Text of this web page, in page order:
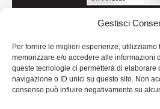
Gestisci
Per fornire le migliori esperienze,
memorizzare e/o accedere alle informazioni
queste tecnologie ci permetterà di elaborare
navigazione o ID unici su questo sito. Non
consenso può influire negativamente su
Credits